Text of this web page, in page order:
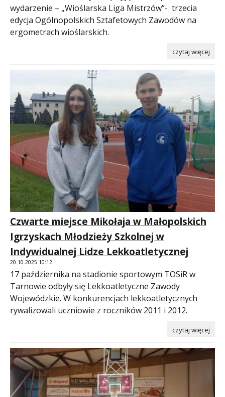
wydarzenie – „Wioślarska Liga Mistrzów”- trzecia
edycja Ogólnopolskich Sztafetowych Zawodów na
ergometrach wioślarskich.
czytaj więcej
Czwarte miejsce Mikołaja w Małopolskich
Igrzyskach Młodzieży Szkolnej w
Indywidualnej Lidze Lekkoatletycznej
20.10.2025 10:12
17 października na stadionie sportowym TOSiR w
Tarnowie odbyły się Lekkoatletyczne Zawody
Wojewódzkie. W konkurencjach lekkoatletycznych
rywalizowali uczniowie z roczników 2011 i 2012.
czytaj więcej